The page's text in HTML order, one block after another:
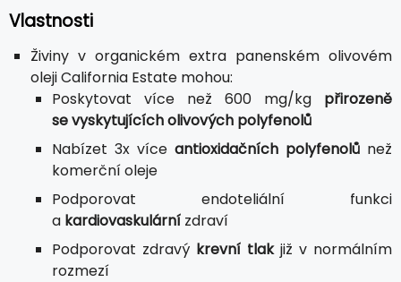
Vlastnosti
Živiny v organickém extra panenském olivovém
oleji California Estate mohou:
Poskytovat více než 600 mg/kg přirozeně
se vyskytujících olivových polyfenolů
Nabízet 3x více antioxidačních polyfenolů než
komerční oleje
Podporovat endoteliální funkci
a kardiovaskulární zdraví
Podporovat zdravý krevní tlakjiž v normálním
rozmezí